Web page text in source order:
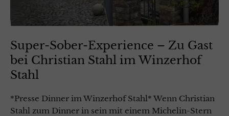
Super-Sober-Experience – Zu Gast
bei Christian Stahl im Winzerhof
Stahl
*Presse Dinner im Winzerhof Stahl* Wenn Christian
Stahl zum Dinner in sein mit einem Michelin-Stern